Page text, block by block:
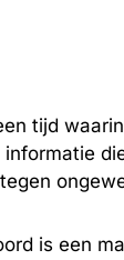
tijd
is een